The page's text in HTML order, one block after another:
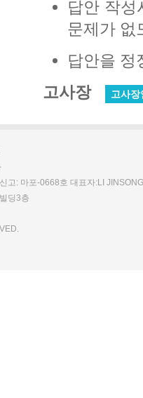
답안 작성
문제가 없
답안을 정
고사장
고사
고: 마포-0668호 대표자:LI JINSONG
딩3층